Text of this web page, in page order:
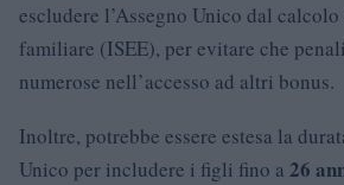
escludere l’Assegno Unico dal
familiare (ISEE), per evitare che
numerose nell’accesso ad altri bonus.
Inoltre, potrebbe essere estesa la
Unico per includere i figli fino a 26